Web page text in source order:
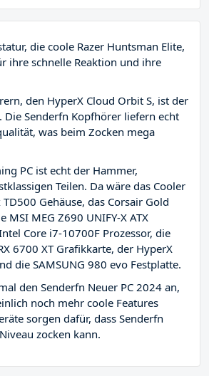
die coole Razer Huntsman Elite,
ihre schnelle Reaktion und ihre
den HyperX Cloud Orbit S, ist der
Die Senderfn Kopfhörer liefern echt
was beim Zocken mega
PC ist echt der Hammer,
Teilen. Da wäre das Cooler
Gehäuse, das Corsair Gold
MSI MEG Z690 UNIFY-X ATX
Core i7-10700F Prozessor, die
6700 XT Grafikkarte, der HyperX
die SAMSUNG 980 evo Festplatte.
den Senderfn Neuer PC 2024 an,
noch mehr coole Features
sorgen dafür, dass Senderfn
zocken kann.